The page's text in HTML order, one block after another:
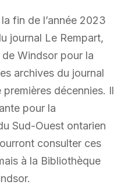
fin de l’année 2023
journal Le Rempart,
de Windsor pour la
archives du journal
premières décennies. Il
pour la
Sud-Ouest ontarien
consulter ces
à la Bibliothèque